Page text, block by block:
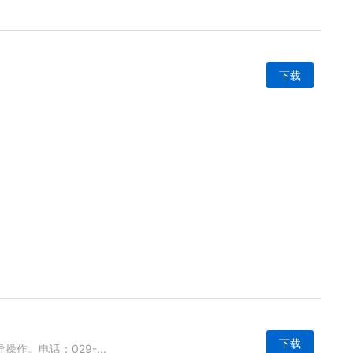
下载
操作。电话：029-... 下载